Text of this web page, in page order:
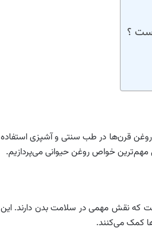
؟
روغن قرن‌ها در طب سنتی و آشپزی استفاده
مهم‌ترین خواص روغن حیوانی می‌پردازیم.
که نقش مهمی در سلامت بدن دارند. این
کمک می‌کنند.